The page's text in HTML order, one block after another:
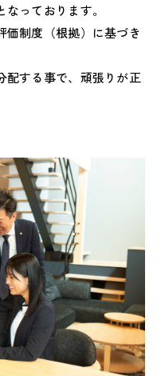
っております。
価制度（根拠）に基づき
配する事で、頑張りが正